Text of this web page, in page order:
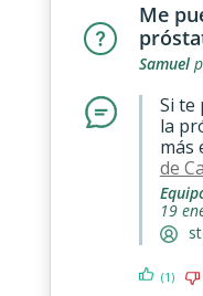
Me
Samuel
Si te
la
más
de
19
(1)